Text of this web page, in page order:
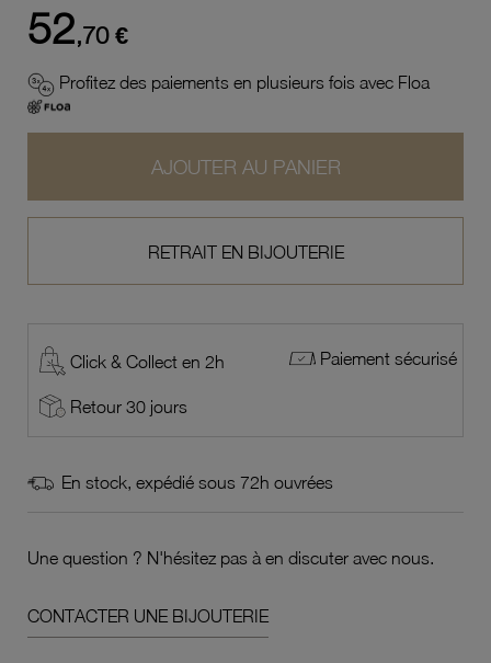
52,70 €
Profitez des paiements en plusieurs fois avec Floa
AJOUTER AU PANIER
RETRAIT EN BIJOUTERIE
Click & Collect en 2h Paiement sécurisé
Retour 30 jours
En stock, expédié sous 72h ouvrées
Une question ? N'hésitez pas à en discuter avec nous.
CONTACTER UNE BIJOUTERIE